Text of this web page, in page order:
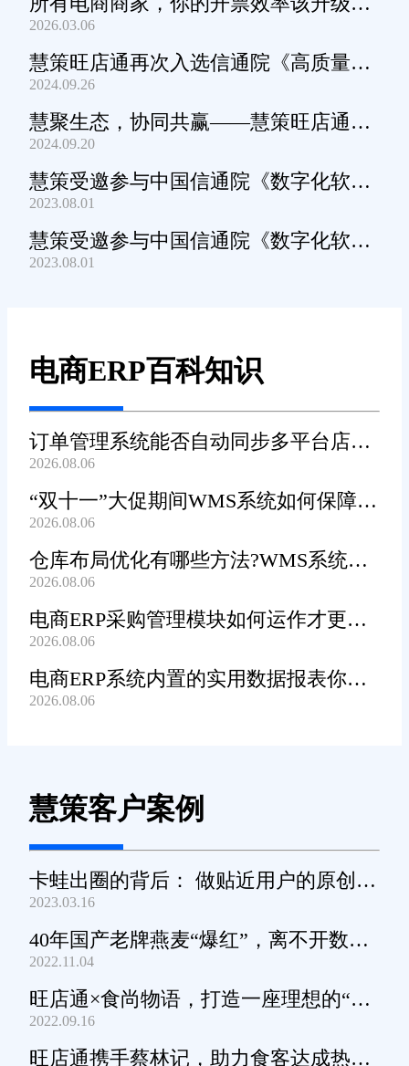
了！
2026.03.06
慧策旺店通再次入选信通院《高质量数
字化转型产品及服务全景图》
2024.09.26
慧聚生态，协同共赢——慧策旺店通生
态交流会深圳站圆满举办
2024.09.20
慧策受邀参与中国信通院《数字化软件
产品及服务能力》规范编制工作
2023.08.01
慧策受邀参与中国信通院《数字化软件
产品及服务能力》规范编制工作
2023.08.01
电商ERP百科知识
订单管理系统能否自动同步多平台店铺
订单?
2026.08.06
“双十一”大促期间WMS系统如何保障发
货效率?
2026.08.06
仓库布局优化有哪些方法?WMS系统能
辅助规划吗?
2026.08.06
电商ERP采购管理模块如何运作才更加
高效顺畅?
2026.08.06
电商ERP系统内置的实用数据报表你都
知道哪些?
2026.08.06
慧策客户案例
卡蛙出圈的背后： 做贴近用户的原创小
家电
2023.03.16
40年国产老牌燕麦“爆红”，离不开数字
化工具的支撑
2022.11.04
旺店通×食尚物语，打造一座理想的“零
食王国”
2022.09.16
旺店通携手蔡林记，助力食客达成热干